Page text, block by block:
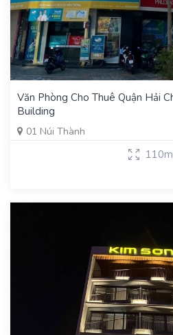
Văn Phòng Cho Thuê Quận Hải
Building
01 Núi Thành